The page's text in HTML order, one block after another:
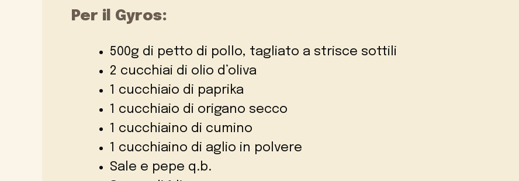
Per il Gyros:
500g di petto di pollo, tagliato a strisce sottili
2 cucchiai di olio d’oliva
1 cucchiaio di paprika
1 cucchiaio di origano secco
1 cucchiaino di cumino
1 cucchiaino di aglio in polvere
Sale e pepe q.b.